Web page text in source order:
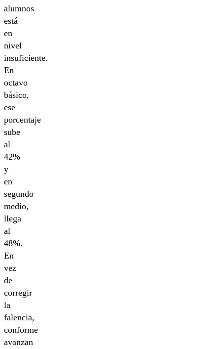
alumnos
está
en
nivel
insuficiente.
En
octavo
básico,
ese
porcentaje
sube
al
42%
y
en
segundo
medio,
llega
al
48%.
En
vez
de
corregir
la
falencia,
conforme
avanzan